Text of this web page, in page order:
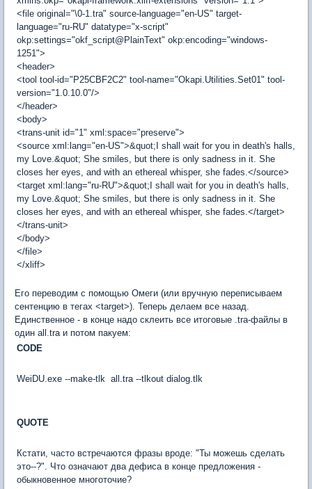
<file original="\0-1.tra" source-language="en-US" target-
language="ru-RU" datatype="x-script"
okp:settings="okf_script@PlainText" okp:encoding="windows-
1251">
<header>
<tool tool-id="P25CBF2C2" tool-name="Okapi.Utilities.Set01" tool-
version="1.0.10.0"/>
</header>
<body>
<trans-unit id="1" xml:space="preserve">
<source xml:lang="en-US">&quot;I shall wait for you in death's halls,
my Love.&quot; She smiles, but there is only sadness in it. She
closes her eyes, and with an ethereal whisper, she fades.</source>
<target xml:lang="ru-RU">&quot;I shall wait for you in death's halls,
my Love.&quot; She smiles, but there is only sadness in it. She
closes her eyes, and with an ethereal whisper, she fades.</target>
</trans-unit>
</body>
</file>
</xliff>
Его переводим с помощью Омеги (или вручную переписываем
сентенцию в тегах <target>). Теперь делаем все назад.
Единственное - в конце надо склеить все итоговые .tra-файлы в
один all.tra и потом пакуем:
CODE
WeiDU.exe --make-tlk all.tra --tlkout dialog.tlk
QUOTE
Кстати, часто встречаются фразы вроде: "Ты можешь сделать
это--?". Что означают два дефиса в конце предложения -
обыкновенное многоточие?